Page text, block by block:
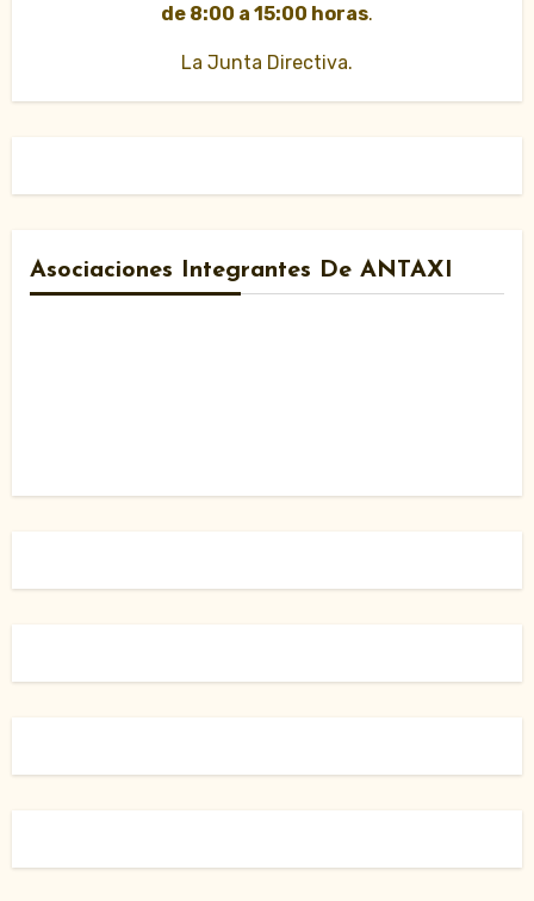
de 8:00 a 15:00 horas.
La Junta Directiva.
Asociaciones Integrantes De ANTAXI